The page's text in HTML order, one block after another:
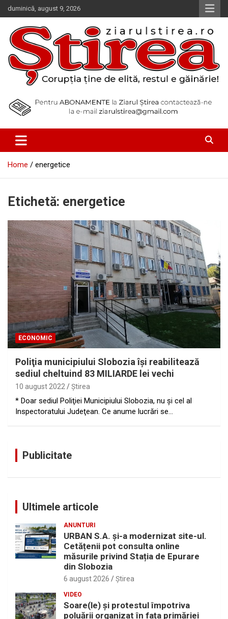
Skip
to
content
duminică, august 9, 2026
Ziarul Știrea
Home energetice
Etichetă: energetice
ECONOMIC
Poliţia municipiului Slobozia îşi reabilitează
sediul cheltuind 83 MILIARDE lei vechi
10 august 2022 Ştirea
* Doar sediul Poliţiei Municipiului Slobozia, nu şi cel al
Inspectoratului Judeţean. Ce anume lucrări se…
Publicitate
Ultimele articole
ANUNTURI
URBAN S.A. și-a modernizat site-ul.
Cetățenii pot consulta online
măsurile privind Stația de Epurare
din Slobozia
6 august 2026 Ştirea
VIDEO
Soare(le) și protestul împotriva
poluării organizat în fața primăriei